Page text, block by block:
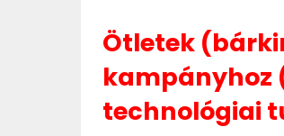
Ötletek
kampányhoz
technológiai